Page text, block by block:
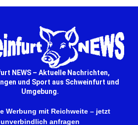
NEWS – Aktuelle Nachrichten,
und Sport aus Schweinfurt und
Umgebung.
Werbung mit Reichweite – jetzt
unverbindlich anfragen